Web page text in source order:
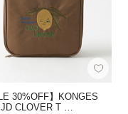
30%OFF】KONGES
CLOVER T …